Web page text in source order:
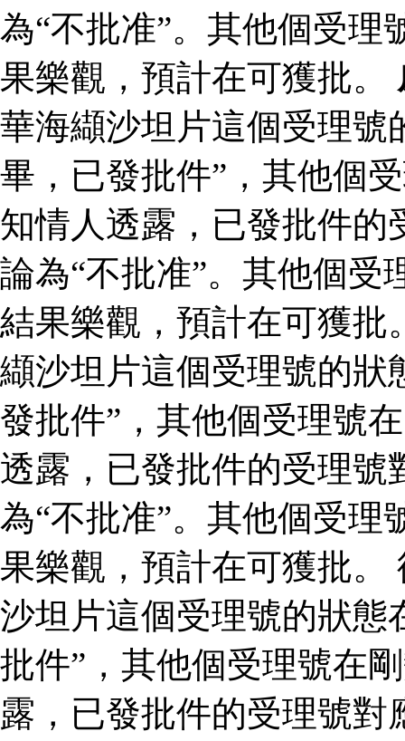
為“不批准”。其他個受理
果樂觀，預計在可獲批。
華海纈沙坦片這個受理號
畢，已發批件”，其他個
知情人透露，已發批件的
論為“不批准”。其他個受
結果樂觀，預計在可獲批
纈沙坦片這個受理號的狀
發批件”，其他個受理號
透露，已發批件的受理號
為“不批准”。其他個受理
果樂觀，預計在可獲批。
沙坦片這個受理號的狀態
批件”，其他個受理號在
露，已發批件的受理號對